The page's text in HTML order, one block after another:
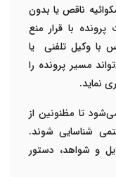
ناقص یا بدون
پرونده با قرار منع
با وکیل تلفنی
یا
مسیر پرونده را
نماید.
تا مظنونین از
شناسایی شوند.
و شواهد، دستور